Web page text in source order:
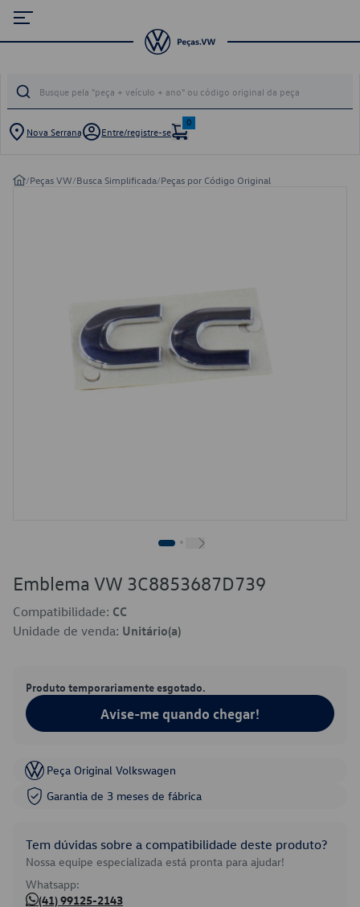
Nova Serrana Entre/registre-se
0
/Peças VW/Busca Simplificada/Peças por Código Original
Emblema VW 3C8853687D739
Compatibilidade: CC
Unidade de venda: Unitário(a)
Produto temporariamente esgotado.
Avise-me quando chegar!
Peça Original Volkswagen
Garantia de 3 meses de fábrica
Tem dúvidas sobre a compatibilidade deste produto?
Nossa equipe especializada está pronta para ajudar!
Whatsapp:
(41) 99125-2143